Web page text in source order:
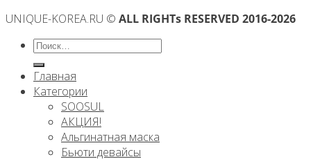
UNIQUE-KOREA.RU © ALL RIGHTs RESERVED 2016-2026
Искать:
Главная
Категории
SOOSUL
АКЦИЯ!
Альгинатная маска
Бьюти девайсы